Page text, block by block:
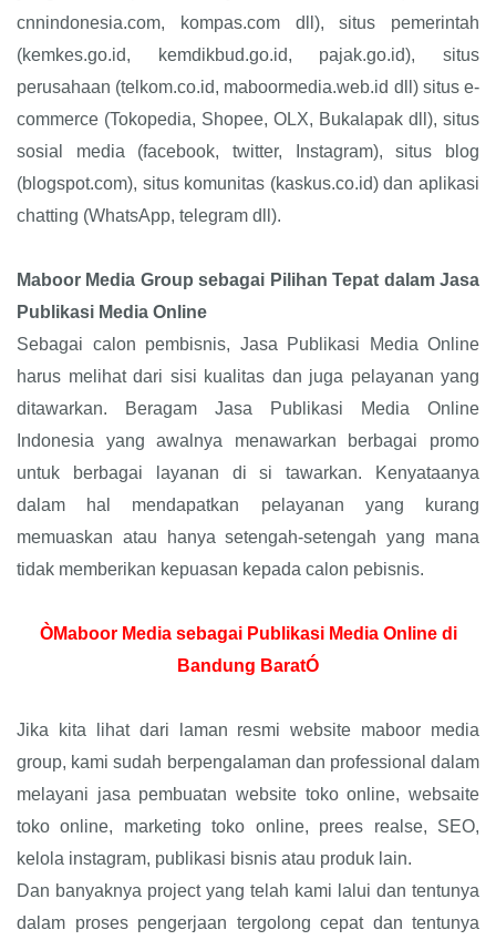
cnnindonesia.com, kompas.com dll), situs pemerintah
(kemkes.go.id, kemdikbud.go.id, pajak.go.id), situs
perusahaan (telkom.co.id, maboormedia.web.id dll) situs e-
commerce (Tokopedia, Shopee, OLX, Bukalapak dll), situs
sosial media (facebook, twitter, Instagram), situs blog
(blogspot.com), situs komunitas (kaskus.co.id) dan aplikasi
chatting (WhatsApp, telegram dll).
Maboor Media Group sebagai Pilihan Tepat dalam Jasa
Publikasi Media Online
Sebagai calon pembisnis, Jasa Publikasi Media Online
harus melihat dari sisi kualitas dan juga pelayanan yang
ditawarkan. Beragam Jasa Publikasi Media Online
Indonesia yang awalnya menawarkan berbagai promo
untuk berbagai layanan di si tawarkan. Kenyataanya
dalam hal mendapatkan pelayanan yang kurang
memuaskan atau hanya setengah-setengah yang mana
tidak memberikan kepuasan kepada calon pebisnis.
ÒMaboor Media sebagai Publikasi Media Online di
Bandung BaratÓ
Jika kita lihat dari laman resmi website maboor media
group, kami sudah berpengalaman dan professional dalam
melayani jasa pembuatan website toko online, websaite
toko online, marketing toko online, prees realse, SEO,
kelola instagram, publikasi bisnis atau produk lain.
Dan banyaknya project yang telah kami lalui dan tentunya
dalam proses pengerjaan tergolong cepat dan tentunya